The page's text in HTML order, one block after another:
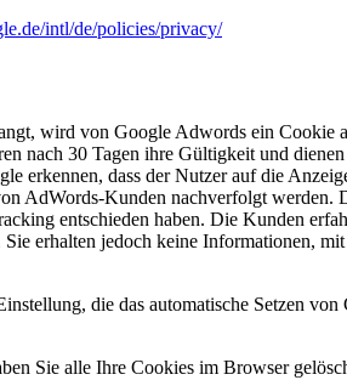
intl/de/policies/privacy/
wird von Google Adwords ein Cookie
nach 30 Tagen ihre Gültigkeit und
erkennen, dass der Nutzer auf die
AdWords-Kunden nachverfolgt werden.
entschieden haben. Die Kunden
erhalten jedoch keine Informationen,
die das automatische Setzen
Sie alle Ihre Cookies im Browser